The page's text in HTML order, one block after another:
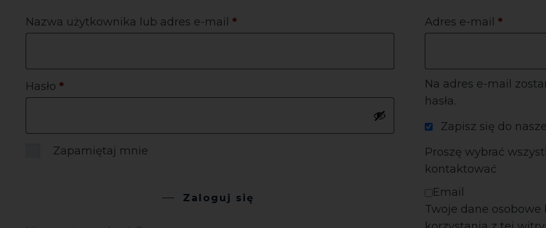
Nazwa użytkownika lub adres e-mail *
Hasło *
Zapamiętaj mnie
Zaloguj się
Adres e-mail*
Na adres e-mail
hasła.
Zapisz się do
Proszę wybrać
kontaktować
Email
Twoje dane